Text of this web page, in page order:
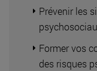
Prévenir les
Former vos
des risques